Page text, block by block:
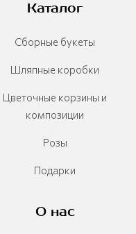
Каталог
Сборные букеты
Шляпные коробки
Цветочные корзины и
композиции
Розы
Подарки
О нас